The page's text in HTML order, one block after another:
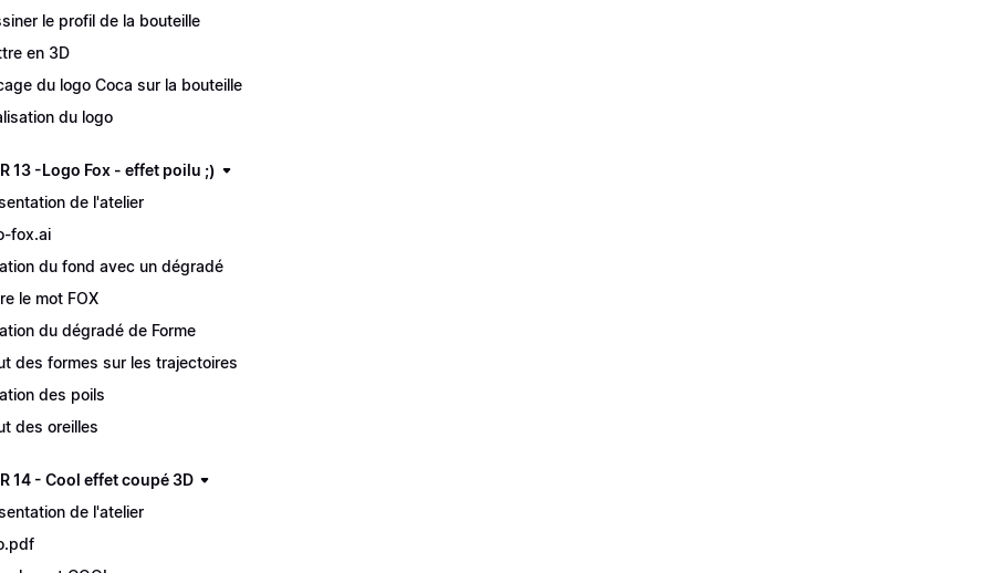
le profil de la bouteille
en 3D
du logo Coca sur la bouteille
du logo
13 -Logo Fox - effet poilu ;)
de l'atelier
fox.ai
du fond avec un dégradé
le mot FOX
du dégradé de Forme
des formes sur les trajectoires
des poils
des oreilles
14 - Cool effet coupé 3D
de l'atelier